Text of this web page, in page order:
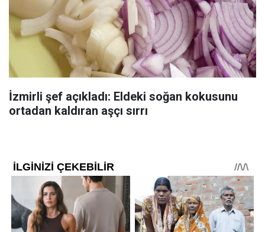
İzmirli şef açıkladı: Eldeki soğan kokusunu
ortadan kaldıran aşçı sırrı